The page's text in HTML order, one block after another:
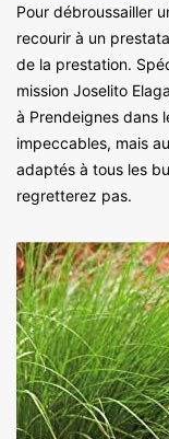
Pour débroussailler
recourir à un
de la prestation.
mission Joselito
à Prendeignes dans
impeccables, mais
adaptés à tous les
regretterez pas.